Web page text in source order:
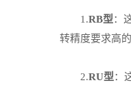
1.RB型：
转精度要求高
2.RU型：